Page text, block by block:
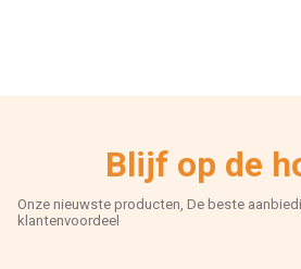
Blijf op de
Onze nieuwste producten, De beste
klantenvoordeel